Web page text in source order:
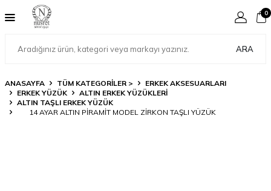
ARA
0
ANASAYFA TÜM KATEGORİLER >
ERKEK AKSESUARLARI
ERKEK YÜZÜK
ALTIN ERKEK YÜZÜKLERI
ALTIN TAŞLI ERKEK YÜZÜK
14 AYAR ALTIN PIRAMIT MODEL ZIRKON TAŞLI YÜZÜK